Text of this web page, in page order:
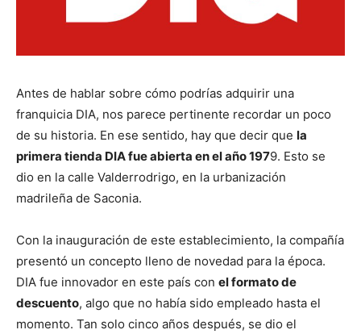
Antes de hablar sobre cómo podrías adquirir una
franquicia DIA, nos parece pertinente recordar un poco
de su historia. En ese sentido, hay que decir que la
primera tienda DIA fue abierta en el año 1979. Esto se
dio en la calle Valderrodrigo, en la urbanización
madrileña de Saconia.
Con la inauguración de este establecimiento, la compañía
presentó un concepto lleno de novedad para la época.
DIA fue innovador en este país con el formato de
descuento, algo que no había sido empleado hasta el
momento. Tan solo cinco años después, se dio el